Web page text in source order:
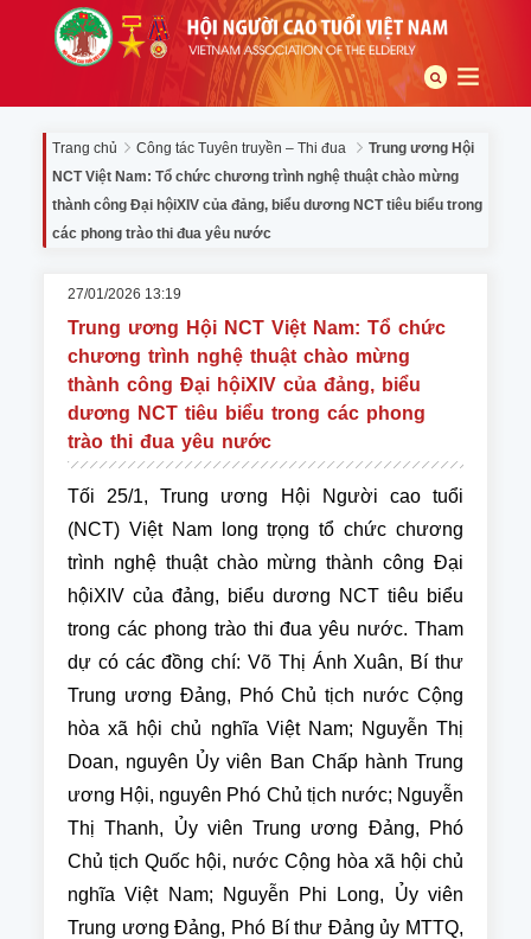
Trang chủ Công tác Tuyên truyền – Thi đua
Trung ương Hội
NCT Việt Nam: Tổ chức chương trình nghệ thuật chào mừng
thành công Đại hộiXIV của đảng, biểu dương NCT tiêu biểu trong
các phong trào thi đua yêu nước
27/01/2026 13:19
Trung ương Hội NCT Việt Nam: Tổ chức
chương trình nghệ thuật chào mừng
thành công Đại hộiXIV của đảng, biểu
dương NCT tiêu biểu trong các phong
trào thi đua yêu nước
Tối 25/1, Trung ương Hội Người cao tuổi
(NCT) Việt Nam long trọng tổ chức chương
trình nghệ thuật chào mừng thành công Đại
hộiXIV của đảng, biểu dương NCT tiêu biểu
trong các phong trào thi đua yêu nước. Tham
dự có các đồng chí: Võ Thị Ánh Xuân, Bí thư
Trung ương Đảng, Phó Chủ tịch nước Cộng
hòa xã hội chủ nghĩa Việt Nam; Nguyễn Thị
Doan, nguyên Ủy viên Ban Chấp hành Trung
ương Hội, nguyên Phó Chủ tịch nước; Nguyễn
Thị Thanh, Ủy viên Trung ương Đảng, Phó
Chủ tịch Quốc hội, nước Cộng hòa xã hội chủ
nghĩa Việt Nam; Nguyễn Phi Long, Ủy viên
Trung ương Đảng, Phó Bí thư Đảng ủy MTTQ,